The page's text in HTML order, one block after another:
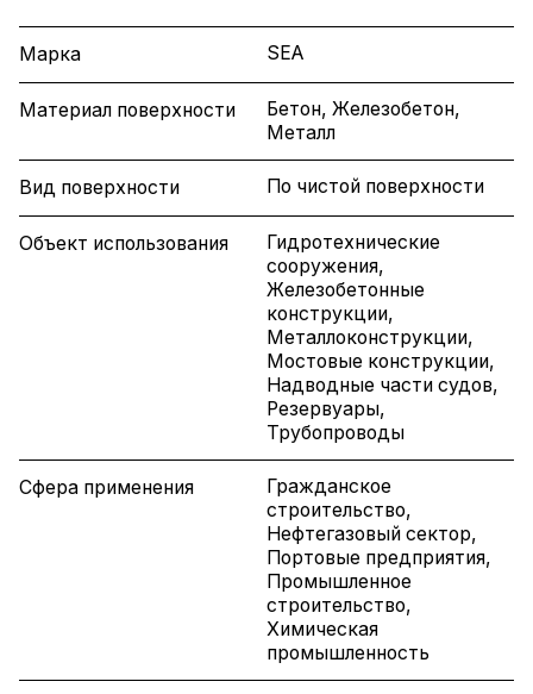
Марка SEA
Материал поверхности
Бетон, Железобетон,
Металл
Вид поверхности По чистой поверхности
Объект использования
Гидротехнические
сооружения,
Железобетонные
конструкции,
Металлоконструкции,
Мостовые конструкции,
Надводные части судов,
Резервуары,
Трубопроводы
Сфера применения
Гражданское
строительство,
Нефтегазовый сектор,
Портовые предприятия,
Промышленное
строительство,
Химическая
промышленность